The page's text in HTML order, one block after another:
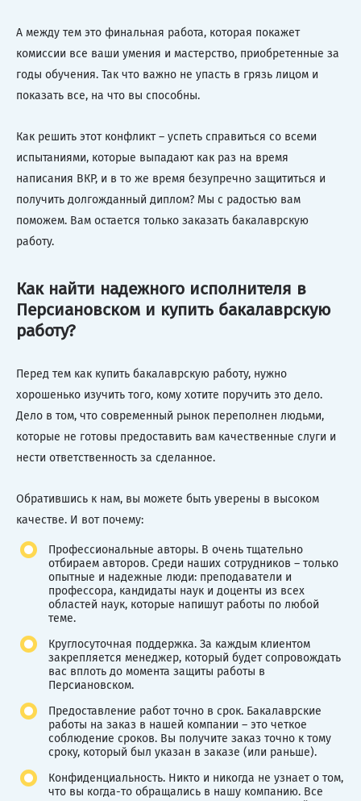
А между тем это финальная работа, которая покажет
комиссии все ваши умения и мастерство, приобретенные за
годы обучения. Так что важно не упасть в грязь лицом и
показать все, на что вы способны.
Как решить этот конфликт – успеть справиться со всеми
испытаниями, которые выпадают как раз на время
написания ВКР, и в то же время безупречно защититься и
получить долгожданный диплом? Мы с радостью вам
поможем. Вам остается только заказать бакалаврскую
работу.
Как найти надежного исполнителя в
Персиановском и купить бакалаврскую
работу?
Перед тем как купить бакалаврскую работу, нужно
хорошенько изучить того, кому хотите поручить это дело.
Дело в том, что современный рынок переполнен людьми,
которые не готовы предоставить вам качественные слуги и
нести ответственность за сделанное.
Обратившись к нам, вы можете быть уверены в высоком
качестве. И вот почему:
Профессиональные авторы. В очень тщательно
отбираем авторов. Среди наших сотрудников – только
опытные и надежные люди: преподаватели и
профессора, кандидаты наук и доценты из всех
областей наук, которые напишут работы по любой
теме.
Круглосуточная поддержка. За каждым клиентом
закрепляется менеджер, который будет сопровождать
вас вплоть до момента защиты работы в
Персиановском.
Предоставление работ точно в срок. Бакалаврские
работы на заказ в нашей компании – это четкое
соблюдение сроков. Вы получите заказ точно к тому
сроку, который был указан в заказе (или раньше).
Конфиденциальность. Никто и никогда не узнает о том,
что вы когда-то обращались в нашу компанию. Все